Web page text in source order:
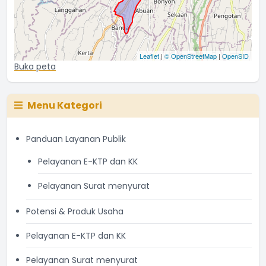
Leaflet | © OpenStreetMap | OpenSID
Buka peta
Menu Kategori
Panduan Layanan Publik
Pelayanan E-KTP dan KK
Pelayanan Surat menyurat
Potensi & Produk Usaha
Pelayanan E-KTP dan KK
Pelayanan Surat menyurat